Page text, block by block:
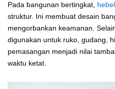
Pada bangunan bertingkat, hebel
struktur. Ini membuat desain
mengorbankan keamanan.
digunakan untuk ruko, gudang,
pemasangan menjadi nilai
waktu ketat.